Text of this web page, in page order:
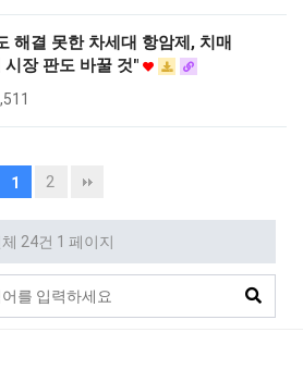
해결 못한 차세대 항암제, 치매
장 판도 바꿀 것"
1 2
24건 1 페이지